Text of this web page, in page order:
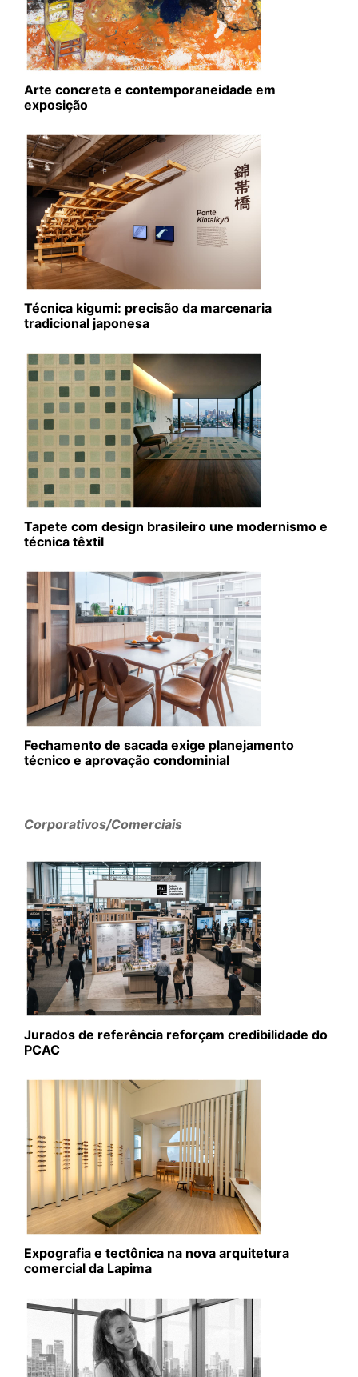
Arte concreta e contemporaneidade em
exposição
Técnica kigumi: precisão da marcenaria
tradicional japonesa
Tapete com design brasileiro une modernismo e
técnica têxtil
Fechamento de sacada exige planejamento
técnico e aprovação condominial
Corporativos/Comerciais
Jurados de referência reforçam credibilidade do
PCAC
Expografia e tectônica na nova arquitetura
comercial da Lapima